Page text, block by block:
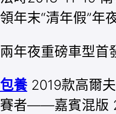
領年末“清年假”年
兩年夜重磅車型首
包養2019款高爾
賽者——嘉賓混版